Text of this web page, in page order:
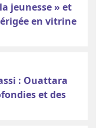
jeunesse » et
en vitrine
: Ouattara
et des